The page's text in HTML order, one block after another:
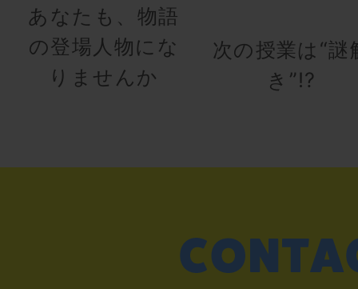
あなたも、物語
の登場人物にな
りませんか
次の授業は“謎
き”!?